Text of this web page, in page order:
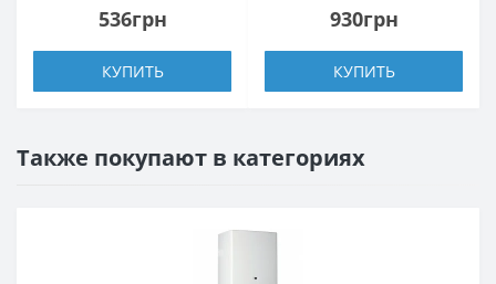
536грн
КУПИТЬ
930грн
КУПИТЬ
Также покупают в категориях